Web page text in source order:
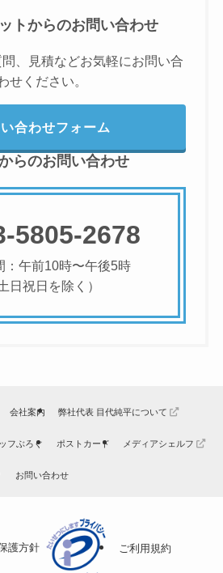
トからのお問い合わせ
、見積などお気軽にお問い合
せください。
合わせフォーム
らのお問い合わせ
5805-2678
：午前10時〜午後5時
土日祝日を除く）
会社案内 弊社代表 目代純平について
フぶろぐ ポストカード メディアシェルフ
お問い合わせ
護方針 ご利用規約